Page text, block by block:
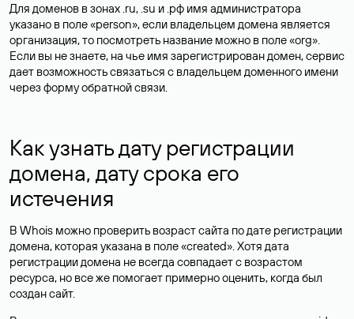
Для доменов в зонах .ru, .su и .рф имя администратора
указано в поле «person», если владельцем домена является
организация, то посмотреть название можно в поле «org».
Если вы не знаете, на чье имя зарегистрирован домен, сервис
дает возможность связаться с владельцем доменного имени
через форму обратной связи.
Как узнать дату регистрации
домена, дату срока его
истечения
В Whois можно проверить возраст сайта по дате регистрации
домена, которая указана в поле «created». Хотя дата
регистрации домена не всегда совпадает с возрастом
ресурса, но все же помогает примерно оценить, когда был
создан сайт.